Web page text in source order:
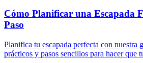
Cómo Planificar una Escapada
Paso
Planifica tu escapada perfecta con nuestra
prácticos y pasos sencillos para hacer que